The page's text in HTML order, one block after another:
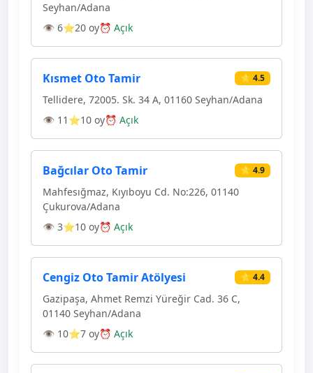
Seyhan/Adana
👁 6⭐20 oy⏰ Açık
Kısmet Oto Tamir ⭐ 4.5
Tellidere, 72005. Sk. 34 A, 01160 Seyhan/Adana
👁 11 ⭐10 oy⏰ Açık
Bağcılar Oto Tamir ⭐ 4.9
Mahfesığmaz, Kıyıboyu Cd. No:226, 01140
Çukurova/Adana
👁 3⭐10 oy⏰ Açık
Cengiz Oto Tamir Atölyesi ⭐ 4.4
Gazipaşa, Ahmet Remzi Yüreğir Cad. 36 C,
01140 Seyhan/Adana
👁 10⭐7 oy⏰ Açık